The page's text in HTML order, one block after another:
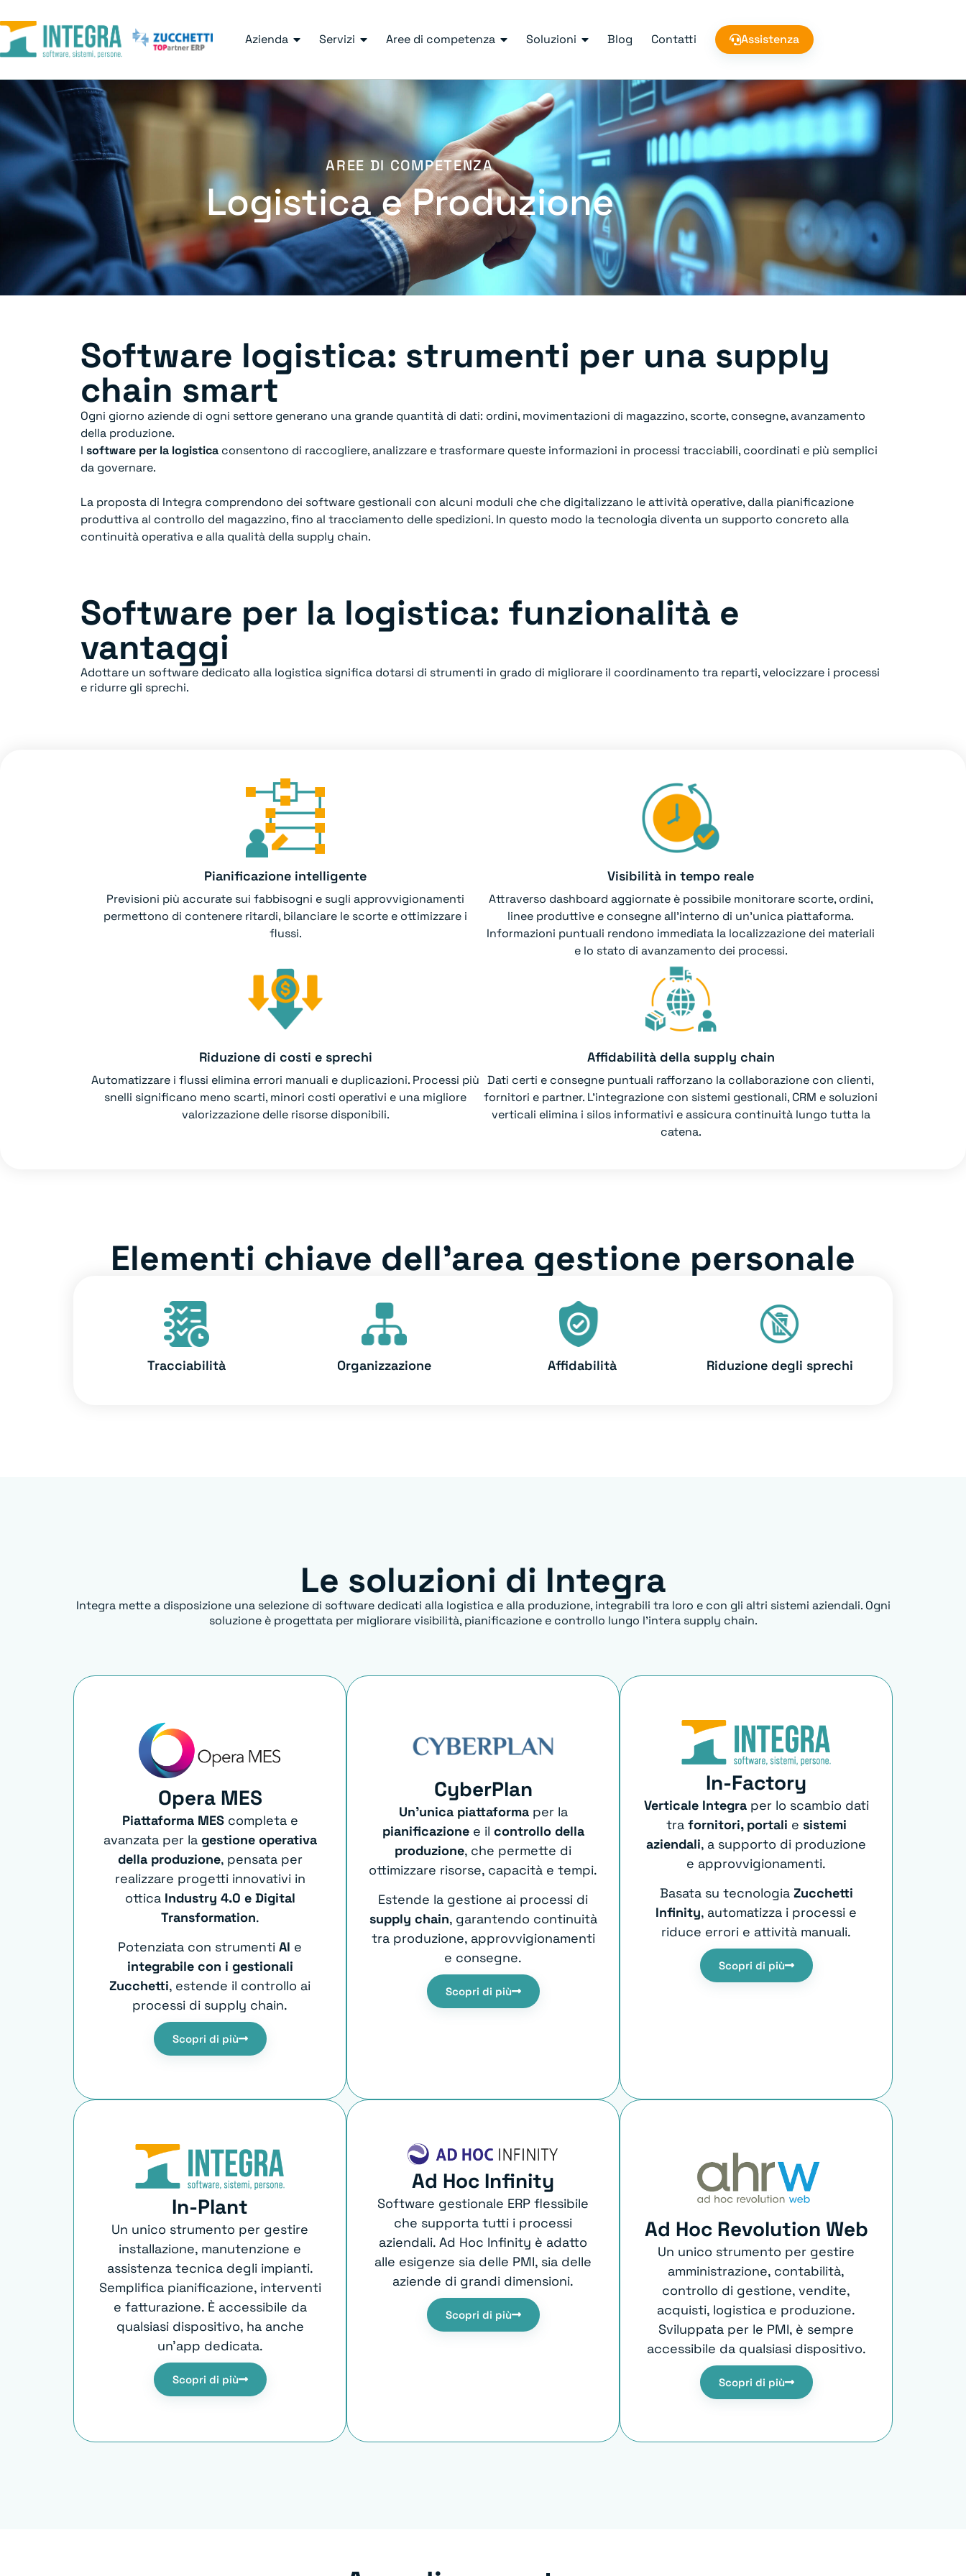
Azienda Servizi Aree di competenza Soluzioni Blog Contatti Assistenza
AREE DI COMPETENZA
Logistica e Produzione
Software logistica: strumenti per una supply
chain smart
Ogni giorno aziende di ogni settore generano una grande quantità di dati: ordini, movimentazioni di magazzino, scorte, consegne, avanzamento
della produzione.
I software per la logistica consentono di raccogliere, analizzare e trasformare queste informazioni in processi tracciabili, coordinati e più semplici
da governare.
La proposta di Integra comprendono dei software gestionali con alcuni moduli che che digitalizzano le attività operative, dalla pianificazione
produttiva al controllo del magazzino, fino al tracciamento delle spedizioni. In questo modo la tecnologia diventa un supporto concreto alla
continuità operativa e alla qualità della supply chain.
Software per la logistica: funzionalità e
vantaggi
Adottare un software dedicato alla logistica significa dotarsi di strumenti in grado di migliorare il coordinamento tra reparti, velocizzare i processi
e ridurre gli sprechi.
Pianificazione intelligente
Previsioni più accurate sui fabbisogni e sugli approvvigionamenti
permettono di contenere ritardi, bilanciare le scorte e ottimizzare i
flussi.
Visibilità in tempo reale
Attraverso dashboard aggiornate è possibile monitorare scorte, ordini,
linee produttive e consegne all’interno di un’unica piattaforma.
Informazioni puntuali rendono immediata la localizzazione dei materiali
e lo stato di avanzamento dei processi.
Riduzione di costi e sprechi
Automatizzare i flussi elimina errori manuali e duplicazioni. Processi più
snelli significano meno scarti, minori costi operativi e una migliore
valorizzazione delle risorse disponibili.
Affidabilità della supply chain
Dati certi e consegne puntuali rafforzano la collaborazione con clienti,
fornitori e partner. L’integrazione con sistemi gestionali, CRM e soluzioni
verticali elimina i silos informativi e assicura continuità lungo tutta la
catena.
Elementi chiave dell’area gestione personale
Tracciabilità Organizzazione Affidabilità Riduzione degli sprechi
Le soluzioni di Integra
Integra mette a disposizione una selezione di software dedicati alla logistica e alla produzione, integrabili tra loro e con gli altri sistemi aziendali. Ogni
soluzione è progettata per migliorare visibilità, pianificazione e controllo lungo l’intera supply chain.
Opera MES
Piattaforma MES completa e
avanzata per lagestione operativa
della produzione, pensata per
realizzare progetti innovativi in
ottica Industry 4.0 e Digital
Transformation.
Potenziata con strumenti AI e
integrabile con i gestionali
Zucchetti, estende il controllo ai
processi di supply chain.
Scopri di più
CyberPlan
Un’unica piattaforma per la
pianificazione e il controllo della
produzione, che permette di
ottimizzare risorse, capacità e tempi.
Estende la gestione ai processi di
supply chain, garantendo continuità
tra produzione, approvvigionamenti
e consegne.
Scopri di più
In-Factory
Verticale Integra per lo scambio dati
tra fornitori, portali e sistemi
aziendali, a supporto di produzione
e approvvigionamenti.
Basata su tecnologia Zucchetti
Infinity, automatizza i processi e
riduce errori e attività manuali.
Scopri di più
In-Plant
Un unico strumento per gestire
installazione, manutenzione e
assistenza tecnica degli impianti.
Semplifica pianificazione, interventi
e fatturazione. È accessibile da
qualsiasi dispositivo, ha anche
un’app dedicata.
Scopri di più
Ad Hoc Infinity
Software gestionale ERP flessibile
che supporta tutti i processi
aziendali. Ad Hoc Infinity è adatto
alle esigenze sia delle PMI, sia delle
aziende di grandi dimensioni.
Scopri di più
Ad Hoc Revolution Web
Un unico strumento per gestire
amministrazione, contabilità,
controllo di gestione, vendite,
acquisti, logistica e produzione.
Sviluppata per le PMI, è sempre
accessibile da qualsiasi dispositivo.
Scopri di più